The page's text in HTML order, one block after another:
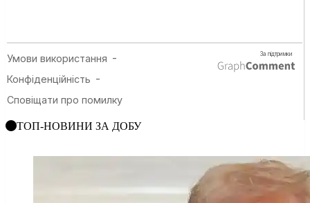
ТОП-НОВИНИ ЗА ДОБУ